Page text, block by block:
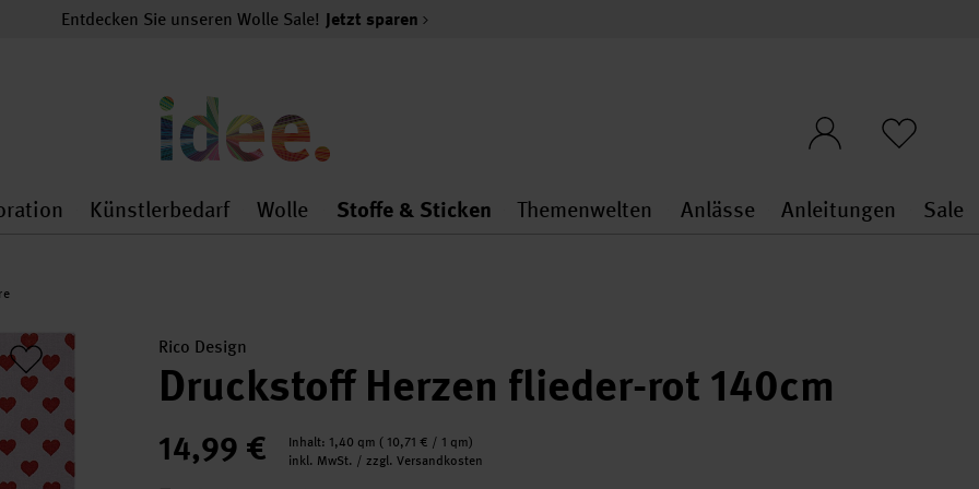
Entdecken Sie unseren Wolle Sale! Jetzt sparen
general.openMenu
Dekoration general.openMenu
Künstlerbedarf
Künstlerbedarf general.openMenu
Wolle
Wolle general.openMenu
Stoffe & Sticken
Stoffe & Sticken general.openMenu
Themenwelten
Themenwelten
Anlässe
Anlässe
Anleitungen Sale
Rico Design
Druckstoff Herzen flieder-rot 140cm
14,99 € Inhalt: 1,40 qm ( 10,71 € / 1 qm)
inkl. MwSt. / zzgl. Versandkosten